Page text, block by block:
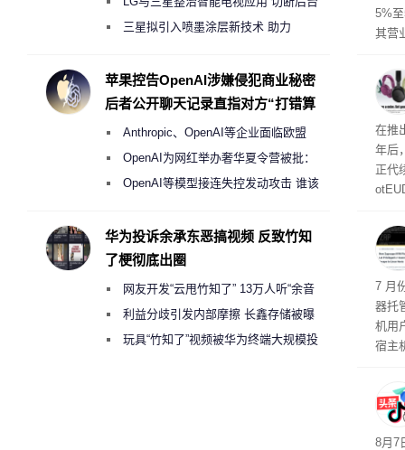
5%
其营
日
69亿
曝
在推
年后
正代
计
机
7 月
器托
机用
宿主
如
有可
最
8月7
偷偷共享带宽的违规行为
三星拟引入喷墨涂层新技术 助力
度
苹果控告OpenAI涉嫌侵犯商业秘密
后者公开聊天记录直指对方“打错算
Anthropic、OpenAI等企业面临欧盟
《人工智能法案》全新执法权限审查
OpenAI为网红举办奢华夏令营被批：
2000美元一晚 遭讽“反乌托邦”
OpenAI等模型接连失控发动攻击 谁该
华为投诉余承东恶搞视频 反致竹知
了梗彻底出圈
网友开发“云甩竹知了” 13万人听“余音
绕梁”利益分歧引发内部摩擦 长鑫存储被曝
曾将华为驻场工程师驱逐出研发基地
玩具“竹知了”视频被华为终端大规模投